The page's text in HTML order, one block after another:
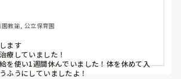
教諭, 公立保育園
ます
療していました！
を使い1週間休んでいました！体を休めて入
ふうにしていましたよ！